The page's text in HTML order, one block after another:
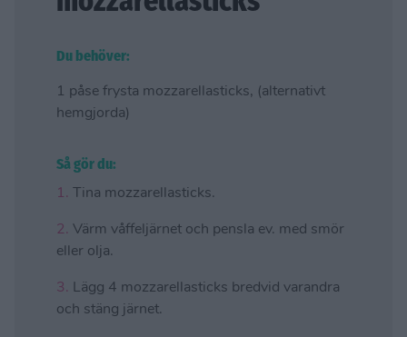
Du behöver:
1 påse frysta mozzarellasticks, (alternativt
hemgjorda)
Så gör du:
1.
Tina mozzarellasticks.
2. Värm våffeljärnet och pensla ev. med smör
eller olja.
3. Lägg 4 mozzarellasticks bredvid varandra
och stäng järnet.